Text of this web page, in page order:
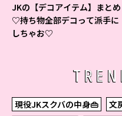
JKの【デコアイテム】まとめ
♡持ち物全部デコって派手に
しちゃお♡
現役JKスクバの中身👜
文